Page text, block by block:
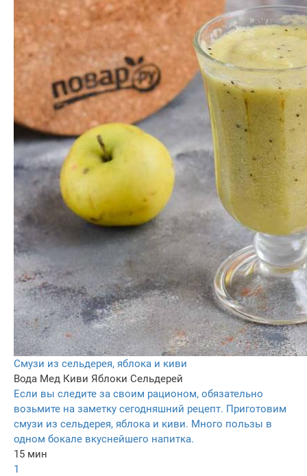
Смузи из сельдерея, яблока и киви
Вода Мед Киви Яблоки Сельдерей
Если вы следите за своим рационом, обязательно
возьмите на заметку сегодняшний рецепт. Приготовим
смузи из сельдерея, яблока и киви. Много пользы в
одном бокале вкуснейшего напитка.
15 мин
1